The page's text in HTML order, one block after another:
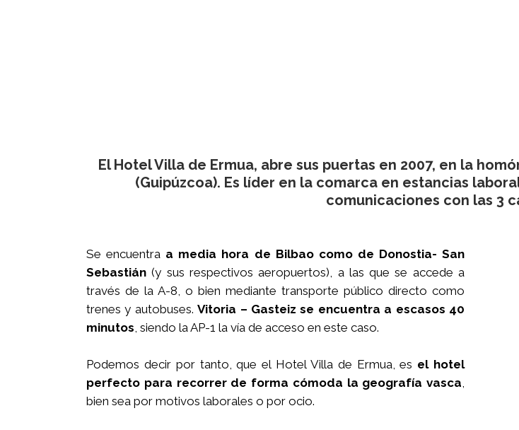
El Hotel Villa de Ermua, abre sus puertas en 2007, en la
(Guipúzcoa). Es líder en la comarca en estancias
comunicaciones con las 3
Se encuentra a media hora de Bilbao como de Donostia- San
Sebastián (y sus respectivos aeropuertos), a las que se accede a
través de la A-8, o bien mediante transporte público directo como
trenes y autobuses.Vitoria – Gasteiz se encuentra a escasos 40
minutos, siendo la AP-1 la vía de acceso en este caso.
Podemos decir por tanto, que el Hotel Villa de Ermua, es el hotel
perfecto para recorrer de forma cómoda la geografía vasca,
bien sea por motivos laborales o por ocio.